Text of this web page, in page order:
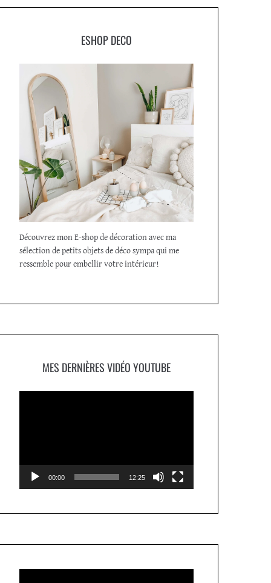
ESHOP DECO
Découvrez mon E-shop de décoration avec ma
sélection de petits objets de déco sympa qui me
ressemble pour embellir votre intérieur!
MES DERNIÈRES VIDÉO YOUTUBE
00:00 12:25